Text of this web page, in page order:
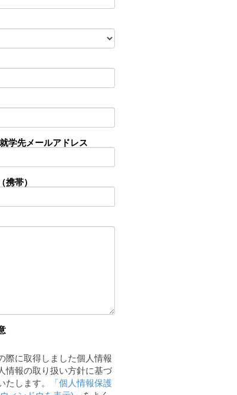
学先メールアドレス
携帯）
際に取得しました個人情報
情報の取り扱い方針に基づ
たします。
「個人情報保護